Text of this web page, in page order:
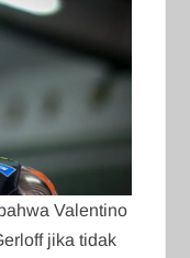
Valentino
jika tidak